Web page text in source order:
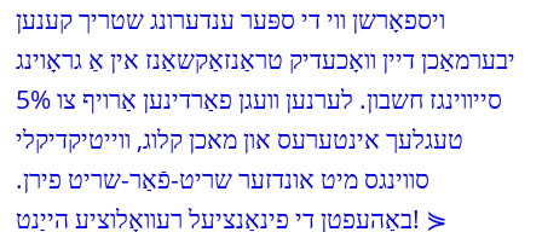
ויספאָרשן ווי די ספּער ענדערונג שטריך קענען
יבערמאַכן דיין וואָכעדיק טראַנזאַקשאַנז אין אַ גראָוינג
סייווינגז חשבון. לערנען וועגן פאַרדינען אַרויף צו 5%
טעגלעך אינטערעס און מאכן קלוג, ווייטיקדיקלי
סווינגס מיט אונדזער שריט-פֿאַר-שריט פירן.
באַהעפטן די פינאַנציעל רעוואָלוציע הייַנט! ⋟